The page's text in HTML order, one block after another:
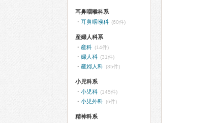
耳鼻咽喉科系
耳鼻咽喉科 (60件)
産婦人科系
産科 (14件)
婦人科 (31件)
産婦人科 (35件)
小児科系
小児科 (145件)
小児外科 (6件)
精神科系